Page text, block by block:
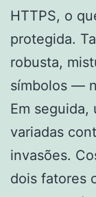
HTTPS, o
protegida.
robusta,
símbolos —
Em seguida,
variadas
invasões.
dois fatores